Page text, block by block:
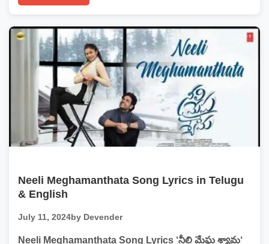
Neeli Meghamanthata Song Lyrics in Telugu
& English
July 11, 2024by Devender
Neeli Meghamanthata Song Lyrics ‘నీలి మేఘ శ్యామ‘